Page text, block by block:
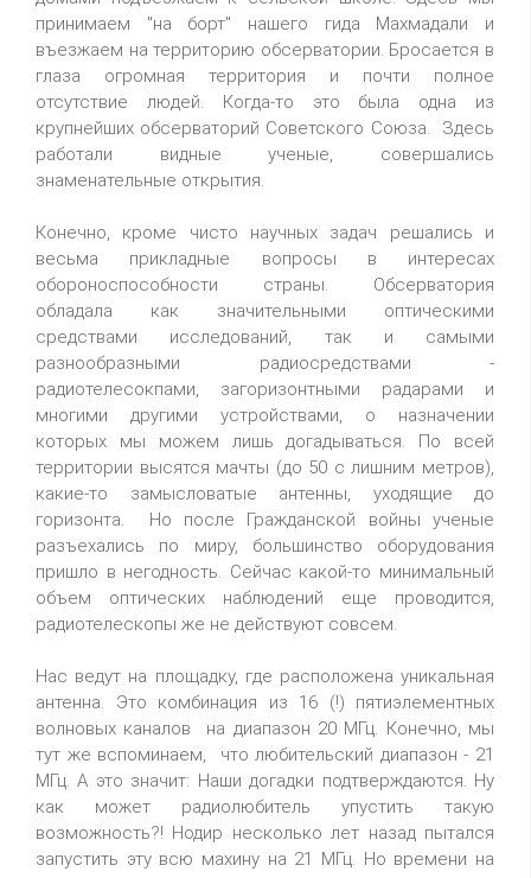
принимаем "на борт" нашего гида Махмадали и
въезжаем на территорию обсерватории. Бросается в
глаза огромная территория и почти полное
отсутствие людей. Когда-то это была одна из
крупнейших обсерваторий Советского Союза. Здесь
работали видные ученые, совершались
знаменательные открытия.
Конечно, кроме чисто научных задач решались и
весьма прикладные вопросы в интересах
обороноспособности страны. Обсерватория
обладала как значительными оптическими
средствами исследований, так и самыми
разнообразными радиосредствами -
радиотелесокпами, загоризонтными радарами и
многими другими устройствами, о назначении
которых мы можем лишь догадываться. По всей
территории высятся мачты (до 50 с лишним метров),
какие-то замысловатые антенны, уходящие до
горизонта. Но после Гражданской войны ученые
разъехались по миру, большинство оборудования
пришло в негодность. Сейчас какой-то минимальный
объем оптических наблюдений еще проводится,
радиотелескопы же не действуют совсем.
Нас ведут на площадку, где расположена уникальная
антенна. Это комбинация из 16 (!) пятиэлементных
волновых каналов на диапазон 20 МГц. Конечно, мы
тут же вспоминаем, что любительский диапазон - 21
МГц. А это значит: Наши догадки подтверждаются. Ну
как может радиолюбитель упустить такую
возможность?! Нодир несколько лет назад пытался
запустить эту всю махину на 21 МГц. Но времени на